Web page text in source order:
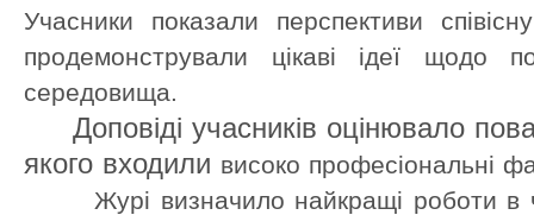
Учасники показали перспективи
продемонстрували цікаві ідеї щодо
середовища.
Доповіді учасників оцінювало
якого входили високо професіональні
Журі визначило найкращі роботи в